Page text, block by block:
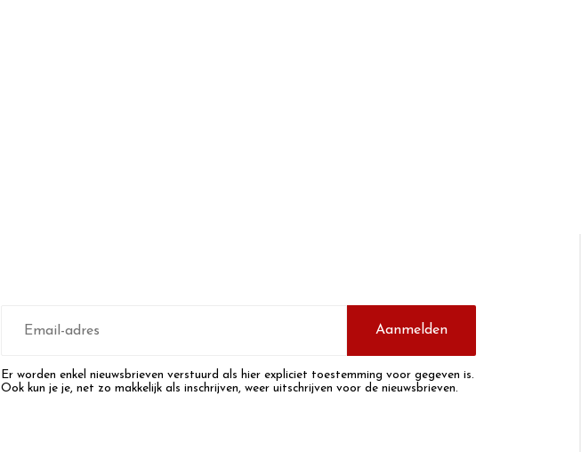
mailadres
Aanmelden
Er worden enkel nieuwsbrieven verstuurd als hier expliciet toestemming voor gegeven is.
Ook kun je je, net zo makkelijk als inschrijven, weer uitschrijven voor de nieuwsbrieven.